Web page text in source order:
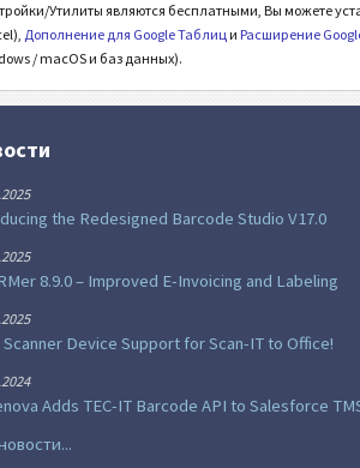
Утилиты являются бесплатными, Вы можете
Дополнение для Google Таблици Расширение
/ macOS и баз данных).
the Redesigned Barcode Studio V17.0
8.9.0 – Improved E-Invoicing and Labeling
Device Support for Scan-IT to Office!
Adds TEC-IT Barcode API to Salesforce